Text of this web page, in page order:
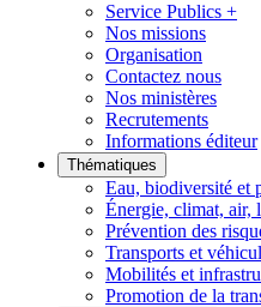
Service Publics +
Nos missions
Organisation
Contactez nous
Nos ministères
Recrutements
Informations éditeur
Thématiques
Eau, biodiversité et
Énergie, climat, air,
Prévention des
Transports et
Mobilités et
Promotion de la